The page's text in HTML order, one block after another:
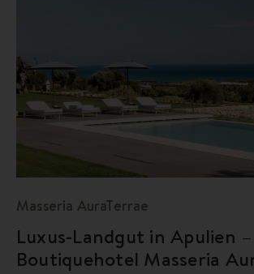
Masseria AuraTerrae
Luxus-Landgut in Apulien –
Boutiquehotel Masseria